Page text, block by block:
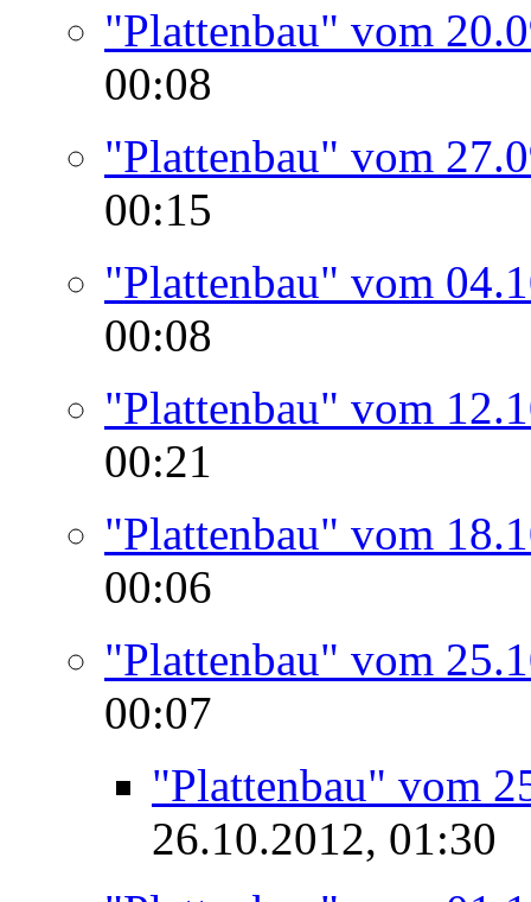
"Plattenbau" vom
00:08
"Plattenbau" vom
00:15
"Plattenbau" vom
00:08
"Plattenbau" vom
00:21
"Plattenbau" vom
00:06
"Plattenbau" vom
00:07
"Plattenbau" vom
26.10.2012, 01:30